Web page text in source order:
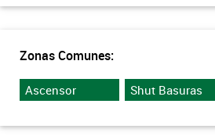
Zonas Comunes:
Ascensor Shut Basuras